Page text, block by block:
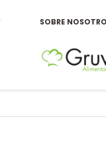
SOBRE